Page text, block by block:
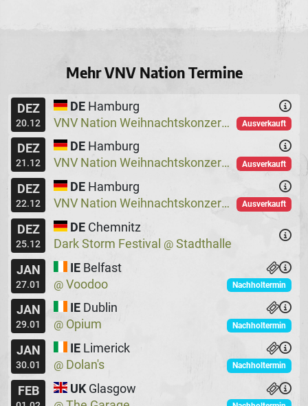
Mehr VNV Nation Termine
DEZ
20.12
DE Hamburg
VNV Nation Weihnachtskonzerte @Logo
Ausverkauft
DEZ
21.12
DE Hamburg
VNV Nation Weihnachtskonzerte @Logo
Ausverkauft
DEZ
22.12
DE Hamburg
VNV Nation Weihnachtskonzerte @Logo
Ausverkauft
DEZ
25.12
DE Chemnitz
Dark Storm Festival @ Stadthalle
JAN
27.01
IE Belfast
@ Voodoo Nachholtermin
JAN
29.01
IE Dublin
@ Opium Nachholtermin
JAN
30.01
IE Limerick
@ Dolan's Nachholtermin
FEB UK Glasgow